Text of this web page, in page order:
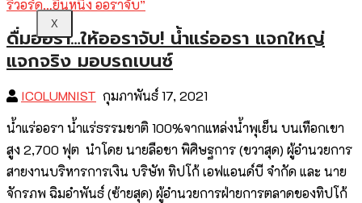
X
ดื่มออรา…ให้ออราจับ! น้ำแร่ออรา แจกใหญ่
แจกจริง มอบรถเบนซ์
ICOLUMNIST กุมภาพันธ์ 17, 2021
น้ำแร่ออรา น้ำแร่ธรรมชาติ 100%จากแหล่งน้ำพุเย็น บนเทือกเขา
สูง 2,700 ฟุต นำโดย นายลือชา พิศิษฐการ (ขวาสุด) ผู้อำนวยการ
สายงานบริหารการเงิน บริษัท ทิปโก้ เอฟแอนด์บี จำกัด และ นาย
จักรภพ ฉิมอำพันธ์ (ซ้ายสุด) ผู้อำนวยการฝ่ายการตลาดของทิปโก้